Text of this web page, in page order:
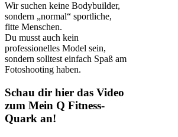
Wir suchen keine Bodybuilder,
sondern „normal“ sportliche,
fitte Menschen.
Du musst auch kein
professionelles Model sein,
sondern solltest einfach Spaß am
Fotoshooting haben.
Schau dir hier das Video
zum Mein Q Fitness-
Quark an!